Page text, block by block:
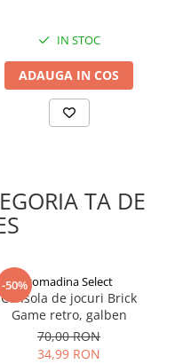
IN STOC
ADAUGA IN COS
TA DE
-50%gomadina Select
Consola de jocuri Brick
Game retro, galben
70,00 RON
34,99 RON